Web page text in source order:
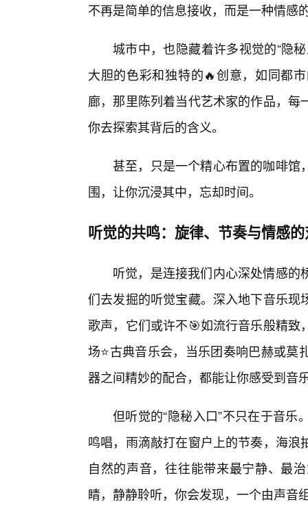
不再是简单的信息接收，而是一种情感
城市中，也隐藏着许多视觉的“隐
大胆的色彩和独特的🔥创意，如同都
廊，那里陈列着当代艺术家的作品，
你去探索其背后的含义。
甚至，只是一个精心布置的咖啡馆
围，让你沉浸其中，忘却时间。
听觉的共鸣：旋律、节奏与情感
听觉，是连接我们内心深处情感
们去发掘的听觉宝藏。深入地下音乐
歌声，它们或许不🎯如流行音乐般精
场⭐古典音乐会，当乐团奏响巴赫或
器之间精妙的配合，都能让你感受到音
但听觉的“隐秘入口”不只在于音
鸣唱，雨滴敲打在窗户上的节奏，海
自然的声音，往往能带来最宁静、最
睛，静静聆听，你会发现，一个由声音